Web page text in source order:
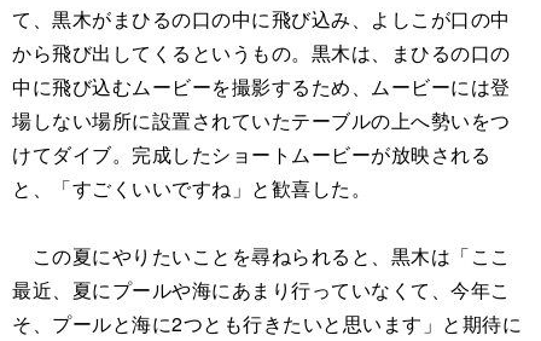
て、黒木がまひるの口の中に飛び込み、よしこが口の中
から飛び出してくるというもの。黒木は、まひるの口の
中に飛び込むムービーを撮影するため、ムービーには登
場しない場所に設置されていたテーブルの上へ勢いをつ
けてダイブ。完成したショートムービーが放映される
と、「すごくいいですね」と歓喜した。
この夏にやりたいことを尋ねられると、黒木は「ここ
最近、夏にプールや海にあまり行っていなくて、今年こ
そ、プールと海に2つとも行きたいと思います」と期待に